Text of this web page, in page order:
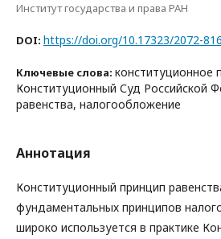
Институт государства и права РАН
DOI: https://doi.org/10.17323/2072-
Ключевые слова: конституционное
Конституционный Суд Российской
равенства, налогообложение
Аннотация
Конституционный принцип
фундаментальных принципов
широко используется в практике